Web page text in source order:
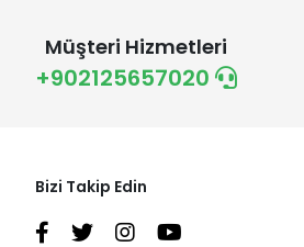
Müşteri Hizmetleri
+902125657020
Bizi Takip Edin